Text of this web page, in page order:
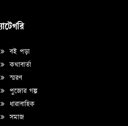
বই পড়া
কথাবার্তা
স্মরণ
পুজোর গল্প
ধারাবাহিক
সমাজ